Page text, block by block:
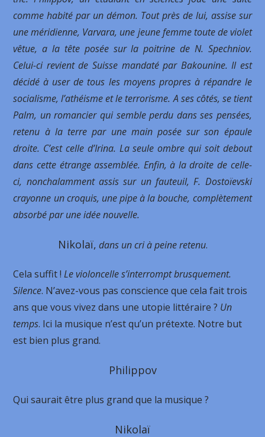
comme habité par un démon. Tout près de lui, assise sur
une méridienne, Varvara, une jeune femme toute de violet
vêtue, a la tête posée sur la poitrine de N. Spechniov.
Celui-ci revient de Suisse mandaté par Bakounine. Il est
décidé à user de tous les moyens propres à répandre le
socialisme, l’athéisme et le terrorisme. A ses côtés, se tient
Palm, un romancier qui semble perdu dans ses pensées,
retenu à la terre par une main posée sur son épaule
droite. C’est celle d’Irina. La seule ombre qui soit debout
dans cette étrange assemblée. Enfin, à la droite de celle-
ci, nonchalamment assis sur un fauteuil, F. Dostoïevski
crayonne un croquis, une pipe à la bouche, complètement
absorbé par une idée nouvelle.
Nikolaï, dans un cri à peine retenu.
Cela suffit !Le violoncelle s’interrompt brusquement.
Silence. N’avez-vous pas conscience que cela fait trois
ans que vous vivez dans une utopie littéraire ? Un
temps. Ici la musique n’est qu’un prétexte. Notre but
est bien plus grand.
Philippov
Qui saurait être plus grand que la musique ?
Nikolaï